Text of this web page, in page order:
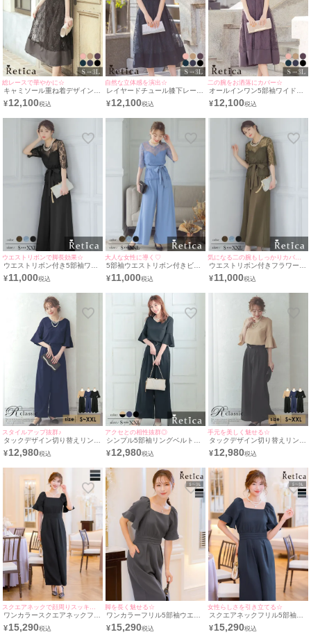
総レースで華やかに☆
キャミソール重ね着デザイン5
部袖膝下結婚式パーティードレ
ス3点セット [Retica/レティカ]
¥12,100
自然な立体感を演出☆
レイヤードチュール膝下レース
5部袖結婚式パーティードレス
3点セット [Retica/レティカ]
¥12,100
二の腕をお洒落にカバー☆
オールインワン5部袖ワイドパ
ンツ結婚式パーティードレス
[Retica/レティカ]
¥12,100
ウエストリボンで脚長効果☆
ウエストリボン付き5部袖ワン
カラーフラワーレースビスチェ
風トップスワイドパンツツーピ
[Retica/レティカ]
¥11,000
大人な女性に導く♡
5部袖ウエストリボン付きビス
チェ風レーストップスワイドパ
ンツツーピース結婚式パーティ
¥11,000
気になる二の腕もしっかりカバー◎
ウエストリボン付きフラワー5
部袖レーストップスワイドパン
ツツーピース結婚式パーティー
¥11,000
スタイルアップ抜群♪
タックデザイン切り替えリング
ベルト付きワイドパンツツーピ
ース5部袖ベルスリーブ結婚式
¥12,980
アクセとの相性抜群◎
シンプル5部袖リングベルト付
きタックワイドパンツツーピー
スベルスリーブ結婚式パーティ
¥12,980
手元を美しく魅せる☆
タックデザイン切り替えリング
ベルト付きワイドパンツツーピ
ース5部袖ベルスリーブ結婚式
ィカ]
¥12,980
ワンカラースクエアネックフリ
ル5部袖ワイドパンツ結婚式パ
ーティードレス [Retica/レティ
¥15,290
脚を長く魅せる☆
ワンカラーフリル5部袖ウエス
ト切替ワイドパンツ結婚式パー
ティードレス [Retica/レティカ]
¥15,290
女性らしさを引き立てる☆
スクエアネックフリル5部袖ワ
イドパンツ結婚式パーティード
レス [Retica/レティカ]
¥15,290